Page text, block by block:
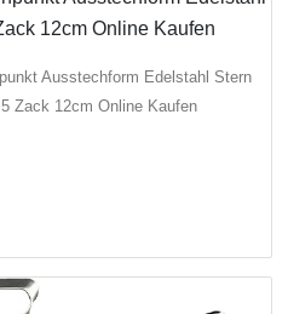
Ausstechform Edelstahl Stern
5 Zack 12cm Online Kaufen